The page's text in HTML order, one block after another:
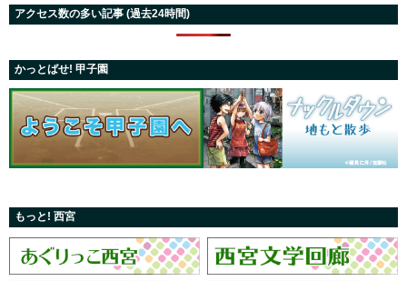
アクセス数の多い記事 (過去24時間)
かっとばせ! 甲子園
もっと! 西宮